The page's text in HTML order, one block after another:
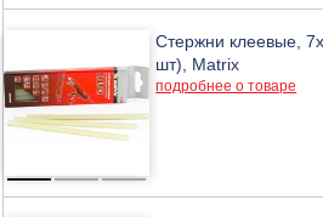
Стержни клеевые,
шт), Matrix
подробнее о товаре